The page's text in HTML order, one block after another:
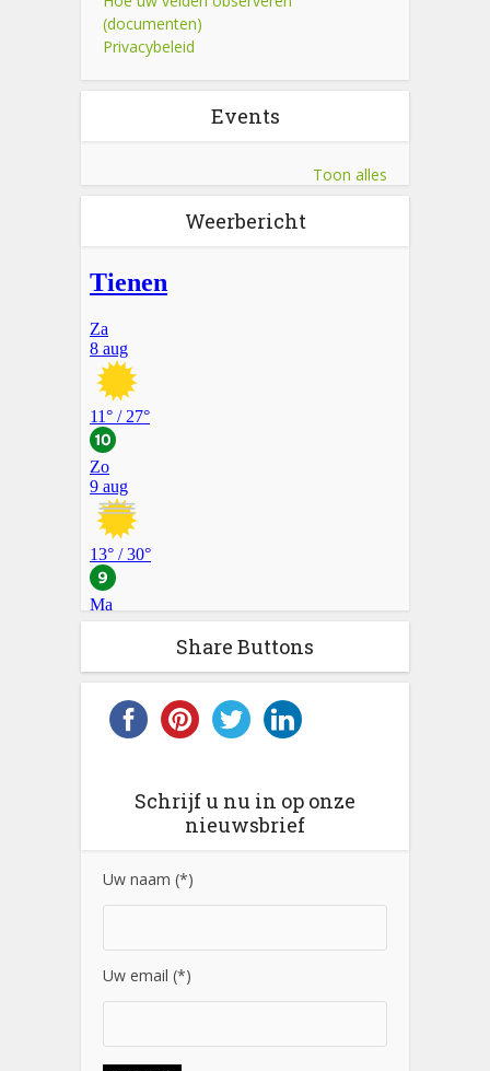
(documenten)
Privacybeleid
Events
Toon alles
Weerbericht
Share Buttons
Schrijf u nu in op onze
nieuwsbrief
Uw naam (*)
Uw email (*)